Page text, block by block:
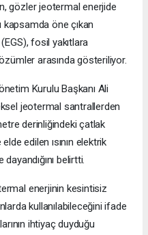
gözler jeotermal enerjide
öne çıkan
fosil yakıtlara
arasında gösteriliyor.
Kurulu Başkanı Ali
jeotermal santrallerden
derinliğindeki çatlak
edilen ısının elektrik
belirtti.
enerjinin kesintisiz
kullanılabileceğini ifade
ihtiyaç duyduğu